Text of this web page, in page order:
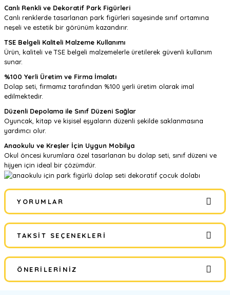
Canlı Renkli ve Dekoratif Park Figürleri
Canlı renklerde tasarlanan park figürleri sayesinde sınıf ortamına
neşeli ve estetik bir görünüm kazandırır.
TSE Belgeli Kaliteli Malzeme Kullanımı
Ürün, kaliteli ve TSE belgeli malzemelerle üretilerek güvenli kullanım
sunar.
%100 Yerli Üretim ve Firma İmalatı
Dolap seti, firmamız tarafından %100 yerli üretim olarak imal
edilmektedir.
Düzenli Depolama ile Sınıf Düzeni Sağlar
Oyuncak, kitap ve kişisel eşyaların düzenli şekilde saklanmasına
yardımcı olur.
Anaokulu ve Kreşler İçin Uygun Mobilya
Okul öncesi kurumlara özel tasarlanan bu dolap seti, sınıf düzeni ve
hijyen için ideal bir çözümdür.
YORUMLAR
Bu ürüne ilk yorumu siz yapın!
Yorum Yaz
TAKSIT SEÇENEKLERI
ÖNERILERINIZ